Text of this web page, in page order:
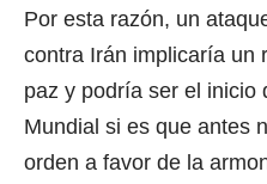
Por esta razón, un
contra Irán implicaría un
paz y podría ser el inicio
Mundial si es que antes
orden a favor de la